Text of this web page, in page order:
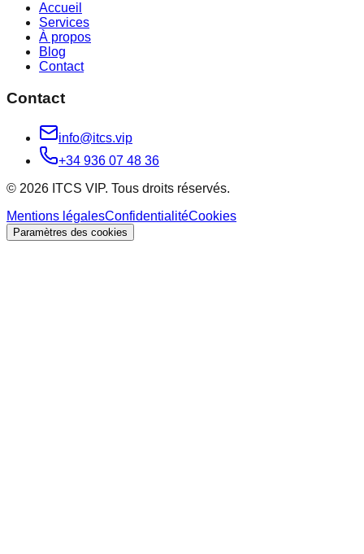
Accueil
Services
À propos
Blog
Contact
Contact
info@itcs.vip
+34 936 07 48 36
© 2026 ITCS VIP. Tous droits réservés.
Mentions légalesConfidentialitéCookies
Paramètres des cookies